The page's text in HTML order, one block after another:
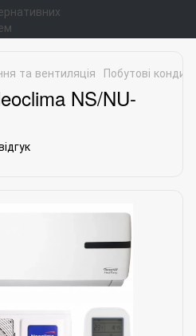
та вентиляція Побутові
NS/NU-